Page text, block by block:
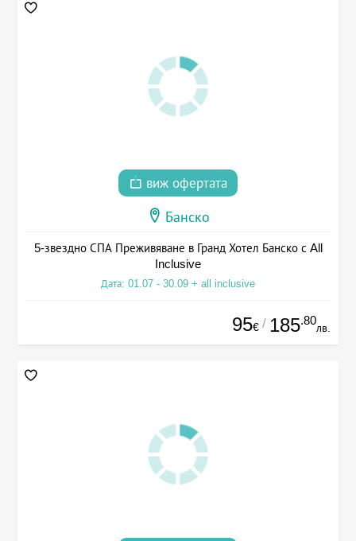
виж офертата
Банско
5-звездно СПА Преживяване в Гранд Хотел Банско с All
Inclusive
Дата: 01.07 - 30.09 + all inclusive
95€ / 185.80
лв.